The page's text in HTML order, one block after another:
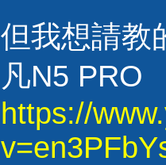
但我想請教
凡N5 PRO
https://